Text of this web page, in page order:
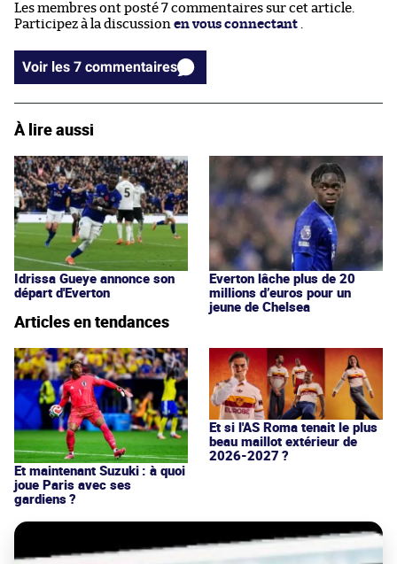
Les membres ont posté 7 commentaires sur cet article.
Participez à la discussion en vous connectant
Voir les 7 commentaires
À lire aussi
Idrissa Gueye annonce son
départ d'Everton
Everton lâche plus de 20
millions d’euros pour un
jeune de Chelsea
Articles en tendances
Et maintenant Suzuki : à quoi
joue Paris avec ses
gardiens ?
Et si l'AS Roma tenait le plus
beau maillot extérieur de
2026-2027 ?